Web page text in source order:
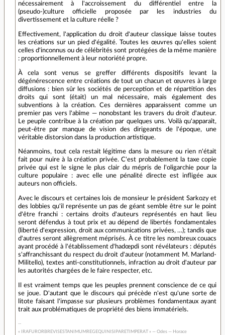
nécessairement à l'accroissement du différentiel entre la
(pseudo-)culture officielle proposée par les industries du
divertissement et la culture réelle ?
Effectivement, l'application du droit d'auteur classique laisse toutes
les créations sur un pied d'égalité. Toutes les œuvres qu'elles soient
celles d'inconnus ou de célébrités sont protégées de la même manière
: proportionnellement à leur notoriété propre.
À cela sont venus se greffer différents dispositifs levant la
dégénérescence entre créations de tout un chacun et œuvres à large
diffusions : bien sûr les sociétés de perception et de répartition des
droits qui sont (était) un mal nécessaire, mais également des
subventions à la création. Ces dernières apparaissent comme un
premier pas vers l'abîme — nonobstant les travers du droit d'auteur.
Le peuple contribue à la création par quelques uns. Voilà qu'apparaît,
peut-être par manque de vision des dirigeants de l'époque, une
véritable distorsion dans la production artistique.
Néanmoins, tout cela restait légitime dans la mesure ou rien n'était
fait pour nuire à la création privée. C'est probablement la taxe copie
privée qui est le signe le plus clair du mépris de l'oligarchie pour la
culture populaire : avec elle une pénalité directe est infligée aux
auteurs non officiels.
Avec le discours et certaines lois de monsieur le président Sarkozy et
des lobbies qu'il représente un pas de géant semble être sur le point
d'être franchi : certains droits d'auteurs représentés en haut lieu
seront défendus à tout prix et au dépend de libertés fondamentales
(liberté d'expression, droit aux communications privées, …); tandis que
d'autres seront allègrement méprisés. À ce titre les nombreux couacs
ayant procédé à l'établissement d'hadœpdi sont révélateurs : députés
s'affranchissant du respect du droit d'auteur (notamment M. Marland-
Militello), textes anti-constitutionnels, infraction au droit d'auteur par
les autorités chargées de le faire respecter, etc.
Il est vraiment temps que les peuples prennent conscience de ce qui
se joue. D'autant que le discours qui précède n'est qu'une sorte de
litote faisant l'impasse sur plusieurs problèmes fondamentaux ayant
trait aux problématiques de propriété des biens immatériels.
« IRAFURORBREVISESTANIMUMREGEQUINISIPARETIMPERAT » — Odes — Horace